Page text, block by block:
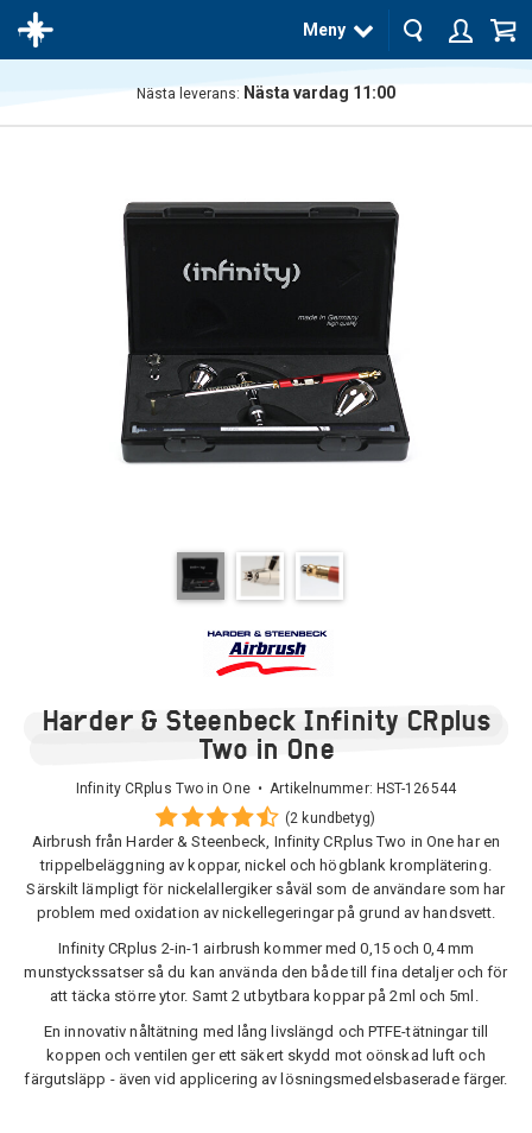
Meny
Nästa leverans: Nästa vardag 11:00
Harder & Steenbeck Infinity CRplus
Two in One
Infinity CRplus Two in One • Artikelnummer: HST-126544
(2 kundbetyg)
Airbrush från Harder & Steenbeck, Infinity CRplus Two in One har en
trippelbeläggning av koppar, nickel och högblank kromplätering.
Särskilt lämpligt för nickelallergiker såväl som de användare som har
problem med oxidation av nickellegeringar på grund av handsvett.
Infinity CRplus 2-in-1 airbrush kommer med 0,15 och 0,4 mm
munstyckssatser så du kan använda den både till fina detaljer och för
att täcka större ytor. Samt 2 utbytbara koppar på 2ml och 5ml.
En innovativ nåltätning med lång livslängd och PTFE-tätningar till
koppen och ventilen ger ett säkert skydd mot oönskad luft och
färgutsläpp - även vid applicering av lösningsmedelsbaserade färger.